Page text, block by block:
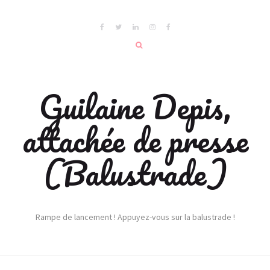
Guilaine Depis,
attachée de presse
(Balustrade)
Rampe de lancement ! Appuyez-vous sur la balustrade !